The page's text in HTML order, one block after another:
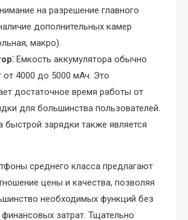
на разрешение главного
дополнительных камер
макро).
Емкость аккумулятора обычно
от 4000 до 5000 мАч. Это
достаточное время работы от
для большинства пользователей.
зарядки также является
среднего класса предлагают
цены и качества, позволяя
необходимых функций без
финансовых затрат. Тщательно